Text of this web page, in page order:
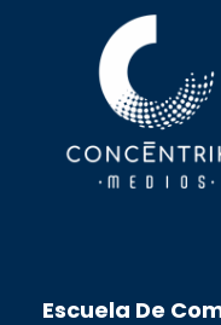
Escuela De